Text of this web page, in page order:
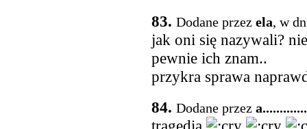
83. Dodane przez ela, w
jak oni się nazywali?
pewnie ich znam..
przykra sprawa
84. Dodane przez